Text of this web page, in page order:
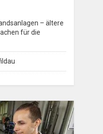
– ältere
für die